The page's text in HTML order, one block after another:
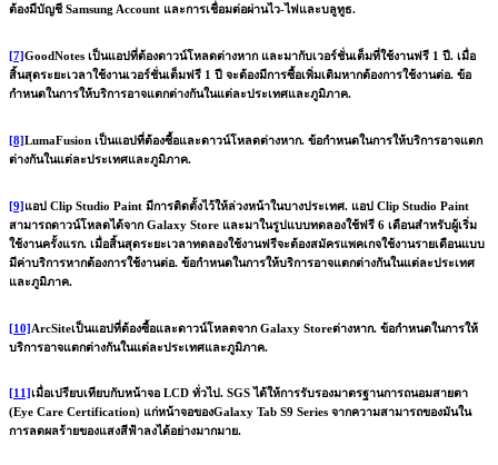
ต้องมีบัญชี Samsung Account และการเชื่อมต่อผ่านไว-ไฟและบลูทูธ.
[7]GoodNotes เป็นแอปที่ต้องดาวน์โหลดต่างหาก และมากับเวอร์ชั่นเต็มที่ใช้งานฟรี 1 ปี. เมื่อ
สิ้นสุดระยะเวลาใช้งานเวอร์ชั่นเต็มฟรี 1 ปี จะต้องมีการซื้อเพิ่มเติมหากต้องการใช้งานต่อ. ข้อ
กำหนดในการให้บริการอาจแตกต่างกันในแต่ละประเทศและภูมิภาค.
[8]LumaFusion เป็นแอปที่ต้องซื้อและดาวน์โหลดต่างหาก. ข้อกำหนดในการให้บริการอาจแตก
ต่างกันในแต่ละประเทศและภูมิภาค.
[9]แอป Clip Studio Paint มีการติดตั้งไว้ให้ล่วงหน้าในบางประเทศ. แอป Clip Studio Paint
สามารถดาวน์โหลดได้จาก Galaxy Store และมาในรูปแบบทดลองใช้ฟรี 6 เดือนสำหรับผู้เริ่ม
ใช้งานครั้งแรก. เมื่อสิ้นสุดระยะเวลาทดลองใช้งานฟรีจะต้องสมัครแพคเกจใช้งานรายเดือนแบบ
มีค่าบริการหากต้องการใช้งานต่อ. ข้อกำหนดในการให้บริการอาจแตกต่างกันในแต่ละประเทศ
และภูมิภาค.
[10]ArcSiteเป็นแอปที่ต้องซื้อและดาวน์โหลดจาก Galaxy Storeต่างหาก. ข้อกำหนดในการให้
บริการอาจแตกต่างกันในแต่ละประเทศและภูมิภาค.
[11]เมื่อเปรียบเทียบกับหน้าจอ LCD ทั่วไป. SGS ได้ให้การรับรองมาตรฐานการถนอมสายตา
(Eye Care Certification) แก่หน้าจอของGalaxy Tab S9 Series จากความสามารถของมันใน
การลดผลร้ายของแสงสีฟ้าลงได้อย่างมากมาย.